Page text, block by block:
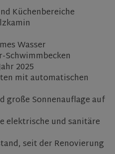
Küchenbereiche
Wasser
Schwimmbecken
2025
mit automatischen
große Sonnenauflage auf
elektrische und sanitäre
seit der Renovierung